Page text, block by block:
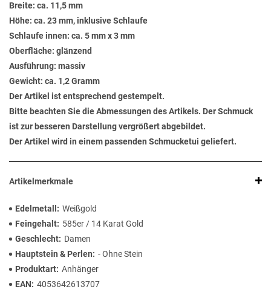
Breite: ca. 11,5 mm
Höhe: ca. 23 mm, inklusive Schlaufe
Schlaufe innen: ca. 5 mm x 3 mm
Oberfläche: glänzend
Ausführung: massiv
Gewicht: ca. 1,2 Gramm
Der Artikel ist entsprechend gestempelt.
Bitte beachten Sie die Abmessungen des Artikels. Der Schmuck
ist zur besseren Darstellung vergrößert abgebildet.
Der Artikel wird in einem passenden Schmucketui geliefert.
Artikelmerkmale
Edelmetall
Weißgold
Feingehalt
585er / 14 Karat Gold
Geschlecht
Damen
Hauptstein & Perlen
- Ohne Stein
Produktart Anhänger
EAN
4053642613707